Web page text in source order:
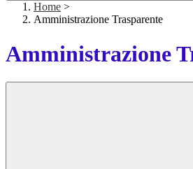
Home >
Amministrazione Trasparente
Amministrazione